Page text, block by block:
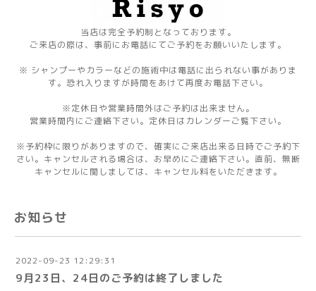
当店は完全予約制となっております。
ご来店の際は、事前にお電話にてご予約をお願いいたします。
※ シャンプーやカラーなどの施術中は電話に出られない事がありま
す。恐れ入りますが時間をあけて再度お電話下さい。
※定休日や営業時間外はご予約は出来ません。
営業時間内にご連絡下さい。定休日はカレンダーご覧下さい。
※予約枠に限りがありますので、確実にご来店出来る日時でご予約下
さい。キャンセルされる場合は、お早めにご連絡下さい。直前、無断
キャンセルに関しましては、キャンセル料をいただきます。
お知らせ
2022-09-23 12:29:31
9月23日、24日のご予約は終了しました